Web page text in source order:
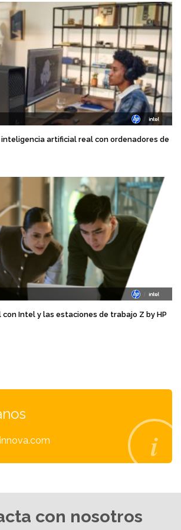
inteligencia artificial real con ordenadores de
Intel y las estaciones de trabajo Z by HP
con nosotros